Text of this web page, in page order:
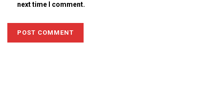
next time I comment.